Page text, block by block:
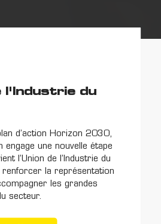
l'Industrie du
d’action Horizon 2030,
une nouvelle étape
l’Union de l’Industrie du
renforcer la représentation
les grandes
secteur.